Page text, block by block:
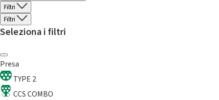
Filtri
Filtri
Seleziona i filtri
Presa
TYPE 2
CCS COMBO